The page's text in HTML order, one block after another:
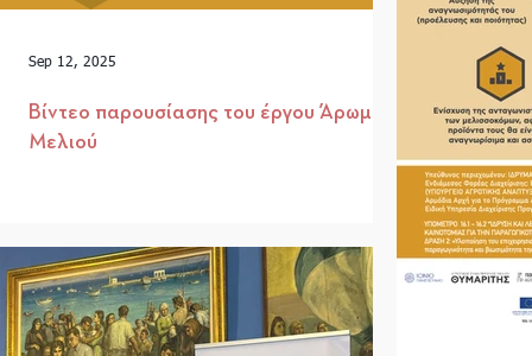
Βίντεο παρουσίασης του έργου Άρωμα
Μελιού
Sep 12, 2025